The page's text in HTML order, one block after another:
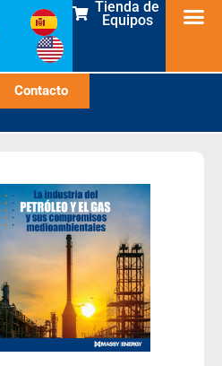
Tienda de
Equipos
Contacto